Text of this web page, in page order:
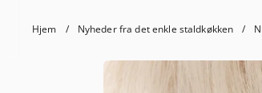
Hjem / Nyheder fra det enkle staldkøkken /